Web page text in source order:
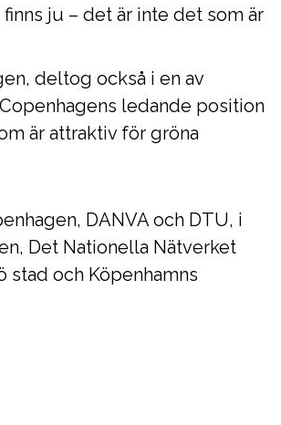
ju – det är inte det som är
deltog också i en av
ledande position
är attraktiv för gröna
DANVA och DTU, i
Det Nationella Nätverket
stad och Köpenhamns